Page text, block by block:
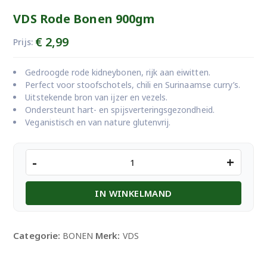
VDS Rode Bonen 900gm
Prijs: €2,99
Gedroogde rode kidneybonen, rijk aan eiwitten.
Perfect voor stoofschotels, chili en Surinaamse curry’s.
Uitstekende bron van ijzer en vezels.
Ondersteunt hart- en spijsverteringsgezondheid.
Veganistisch en van nature glutenvrij.
Rode
Bonen
aantal
- +
IN WINKELMAND
Categorie: BONEN Merk: VDS